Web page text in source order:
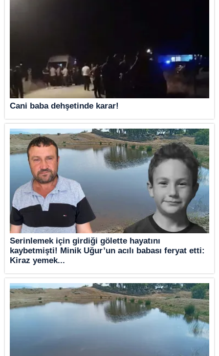
Cani baba dehşetinde karar!
Serinlemek için girdiği gölette hayatını
kaybetmişti! Minik Uğur’un acılı babası feryat etti:
Kiraz yemek...